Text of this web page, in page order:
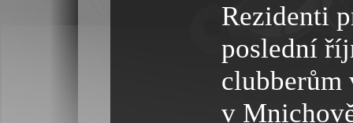
Rezidenti
poslední
clubberům
v